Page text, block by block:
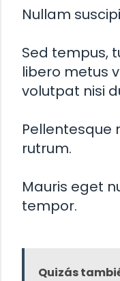
Nullam
Sed tempus,
libero metus
volutpat nisi
Pellentesque
rutrum.
Mauris eget
tempor.
Quizás